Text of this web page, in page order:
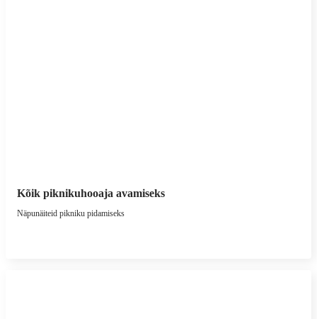
Kõik piknikuhooaja avamiseks
Näpunäiteid pikniku pidamiseks